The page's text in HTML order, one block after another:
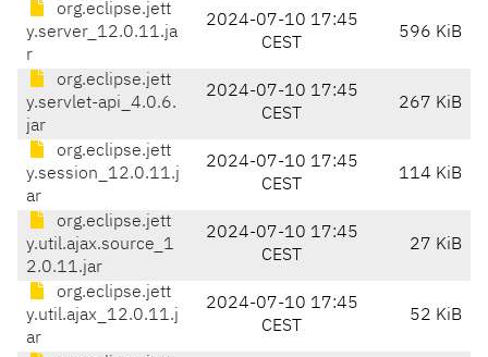
org.eclipse.jett
y.server_12.0.11.ja
r
2024-07-10 17:45
CEST
596 KiB
org.eclipse.jett
y.servlet-api_4.0.6.
jar
2024-07-10 17:45
CEST
267 KiB
org.eclipse.jett
y.session_12.0.11.j
ar
2024-07-10 17:45
CEST
114 KiB
org.eclipse.jett
y.util.ajax.source_1
2.0.11.jar
2024-07-10 17:45
CEST
27 KiB
org.eclipse.jett
y.util.ajax_12.0.11.j
ar
2024-07-10 17:45
CEST
52 KiB